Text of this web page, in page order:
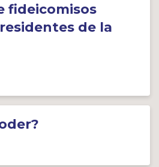
fideicomisos
de la